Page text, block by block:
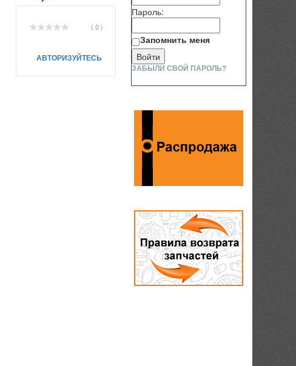
( 0 )
АВТОРИЗУЙТЕСЬ
Пароль:
Запомнить меня
ЗАБЫЛИ СВОЙ ПАРОЛЬ?